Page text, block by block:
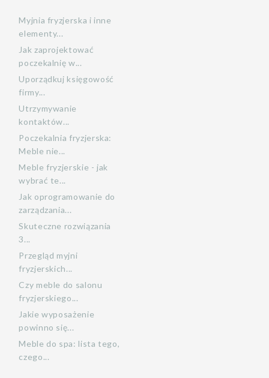
Myjnia fryzjerska i inne
elementy...
Jak zaprojektować
poczekalnię w...
Uporządkuj księgowość
firmy...
Utrzymywanie
kontaktów...
Poczekalnia fryzjerska:
Meble nie...
Meble fryzjerskie - jak
wybrać te...
Jak oprogramowanie do
zarządzania...
Skuteczne rozwiązania
3...
Przegląd myjni
fryzjerskich...
Czy meble do salonu
fryzjerskiego...
Jakie wyposażenie
powinno się...
Meble do spa: lista tego,
czego...